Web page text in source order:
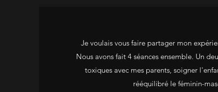
Je voulais vous faire partager mon
Nous avons fait 4 séances ensemble. Un
toxiques avec mes parents, soigner
rééquilibré le féminin-